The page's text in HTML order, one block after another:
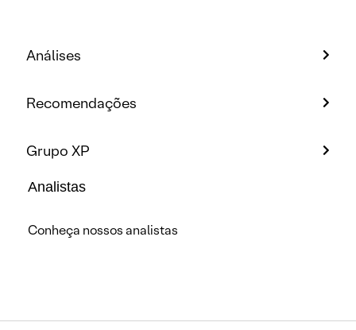
Análises
Recomendações
Grupo XP
Analistas
Conheça nossos analistas